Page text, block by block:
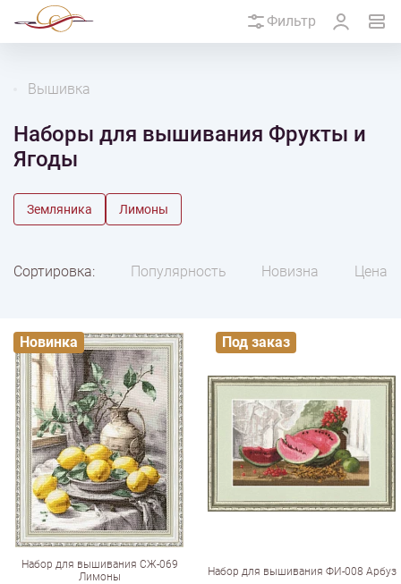
Фильтр
Вышивка
Наборы для вышивания Фрукты и
Ягоды
Земляника Лимоны
Сортировка: Популярность Новизна Цена
Набор для вышивания СЖ-069
Лимоны
Новинка
Набор для вышивания ФИ-008 Арбуз
Под заказ